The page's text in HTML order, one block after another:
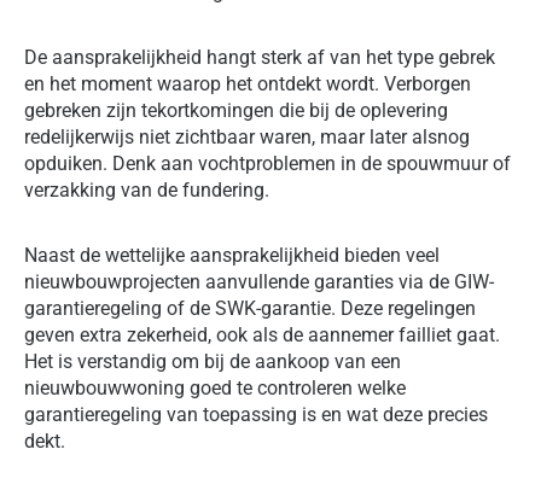
De aansprakelijkheid hangt sterk af van het type gebrek
en het moment waarop het ontdekt wordt. Verborgen
gebreken zijn tekortkomingen die bij de oplevering
redelijkerwijs niet zichtbaar waren, maar later alsnog
opduiken. Denk aan vochtproblemen in de spouwmuur of
verzakking van de fundering.
Naast de wettelijke aansprakelijkheid bieden veel
nieuwbouwprojecten aanvullende garanties via de GIW-
garantieregeling of de SWK-garantie. Deze regelingen
geven extra zekerheid, ook als de aannemer failliet gaat.
Het is verstandig om bij de aankoop van een
nieuwbouwwoning goed te controleren welke
garantieregeling van toepassing is en wat deze precies
dekt.